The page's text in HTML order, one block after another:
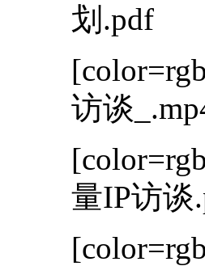
划.pdf
访谈
量IP访谈